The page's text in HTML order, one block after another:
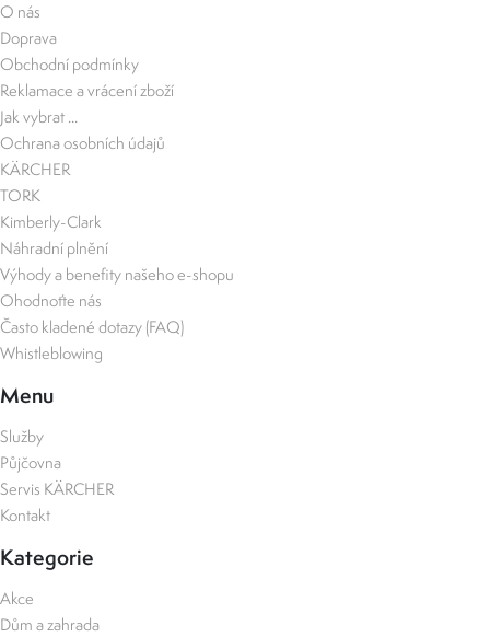
O nás
Doprava
Obchodní podmínky
Reklamace a vrácení zboží
Jak vybrat ...
Ochrana osobních údajů
KÄRCHER
TORK
Kimberly-Clark
Náhradní plnění
Výhody a benefity našeho e-shopu
Ohodnoťte nás
Často kladené dotazy (FAQ)
Whistleblowing
Menu
Služby
Půjčovna
Servis KÄRCHER
Kontakt
Kategorie
Akce
Dům a zahrada